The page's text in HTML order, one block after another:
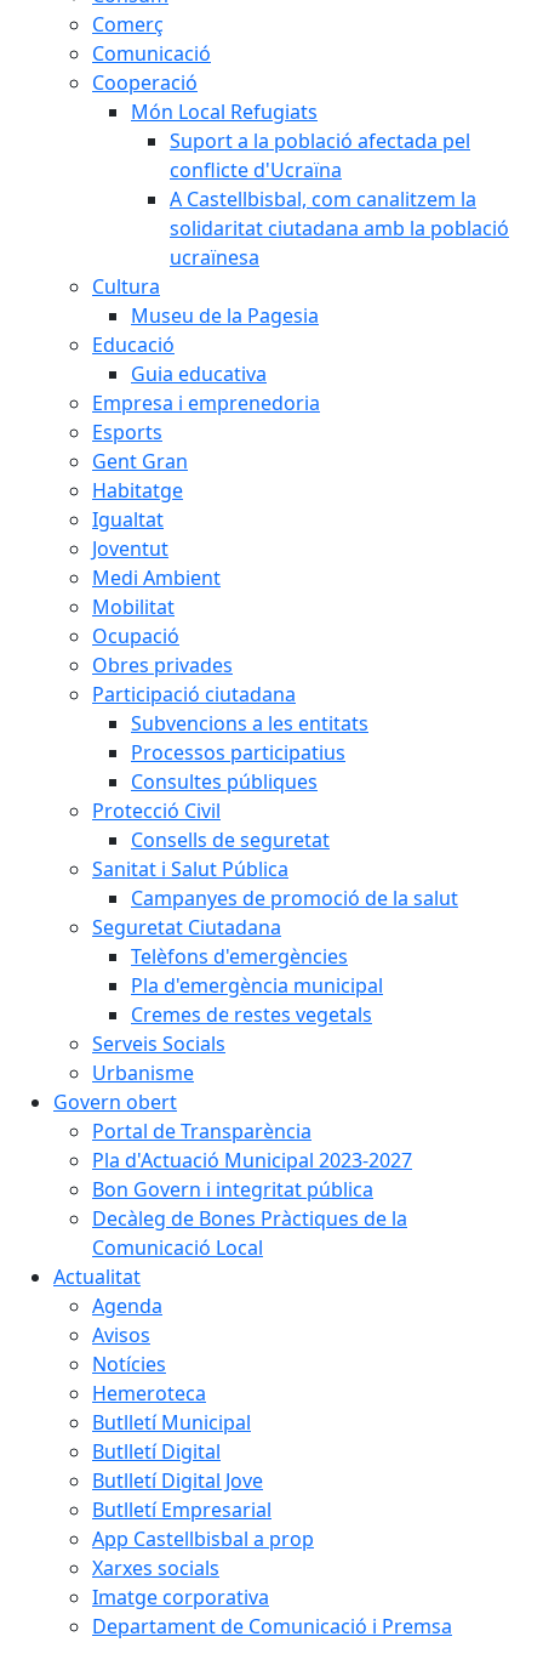
Comerç
Comunicació
Cooperació
Món Local Refugiats
Suport a la població afectada pel
conflicte d'Ucraïna
A Castellbisbal, com canalitzem la
solidaritat ciutadana amb la població
ucraïnesa
Cultura
Museu de la Pagesia
Educació
Guia educativa
Empresa i emprenedoria
Esports
Gent Gran
Habitatge
Igualtat
Joventut
Medi Ambient
Mobilitat
Ocupació
Obres privades
Participació ciutadana
Subvencions a les entitats
Processos participatius
Consultes públiques
Protecció Civil
Consells de seguretat
Sanitat i Salut Pública
Campanyes de promoció de la salut
Seguretat Ciutadana
Telèfons d'emergències
Pla d'emergència municipal
Cremes de restes vegetals
Serveis Socials
Urbanisme
Govern obert
Portal de Transparència
Pla d'Actuació Municipal 2023-2027
Bon Govern i integritat pública
Decàleg de Bones Pràctiques de la
Comunicació Local
Actualitat
Agenda
Avisos
Notícies
Hemeroteca
Butlletí Municipal
Butlletí Digital
Butlletí Digital Jove
Butlletí Empresarial
App Castellbisbal a prop
Xarxes socials
Imatge corporativa
Departament de Comunicació i Premsa